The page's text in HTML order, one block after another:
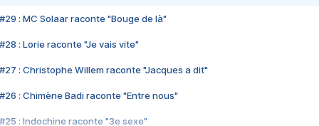
#29 : MC Solaar raconte "Bouge de là"
#28 : Lorie raconte "Je vais vite"
#27 : Christophe Willem raconte "Jacques a dit"
#26 : Chimène Badi raconte "Entre nous"
#25 : Indochine raconte "3e sexe"